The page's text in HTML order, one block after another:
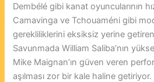
Dembélé gibi kanat oyuncularının
Camavinga ve Tchouaméni gibi
gerekliliklerini eksiksiz yerine
Savunmada William Saliba’nın
Mike Maignan’ın güven veren
aşılması zor bir kale haline